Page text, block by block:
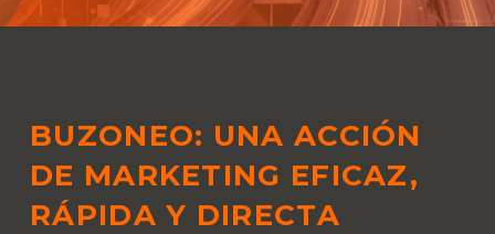
BUZONEO: UNA ACCIÓN
DE MARKETING EFICAZ,
RÁPIDA Y DIRECTA